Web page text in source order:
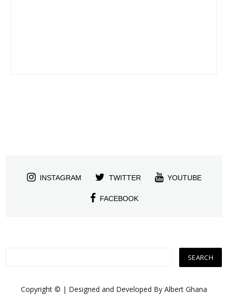
INSTAGRAM TWITTER YOUTUBE
FACEBOOK
Copyright © | Designed and Developed By Albert Ghana